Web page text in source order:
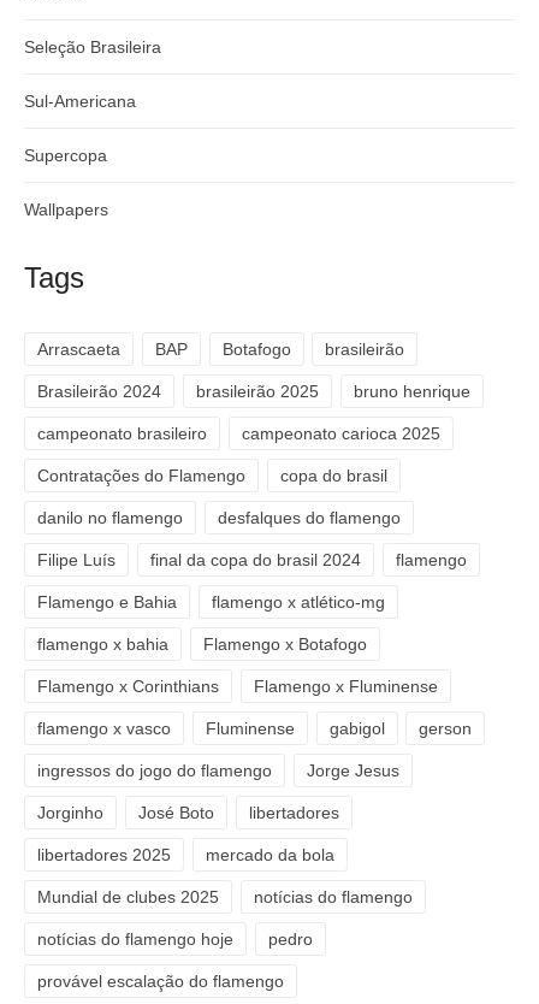
Seleção Brasileira
Sul-Americana
Supercopa
Wallpapers
Tags
Arrascaeta BAP Botafogo brasileirão
Brasileirão 2024 brasileirão 2025 bruno henrique
campeonato brasileiro campeonato carioca 2025
Contratações do Flamengo copa do brasil
danilo no flamengo desfalques do flamengo
Filipe Luís final da copa do brasil 2024 flamengo
Flamengo e Bahia flamengo x atlético-mg
flamengo x bahia Flamengo x Botafogo
Flamengo x Corinthians Flamengo x Fluminense
flamengo x vasco Fluminense gabigol gerson
ingressos do jogo do flamengo Jorge Jesus
Jorginho José Boto libertadores
libertadores 2025 mercado da bola
Mundial de clubes 2025 notícias do flamengo
notícias do flamengo hoje pedro
provável escalação do flamengo